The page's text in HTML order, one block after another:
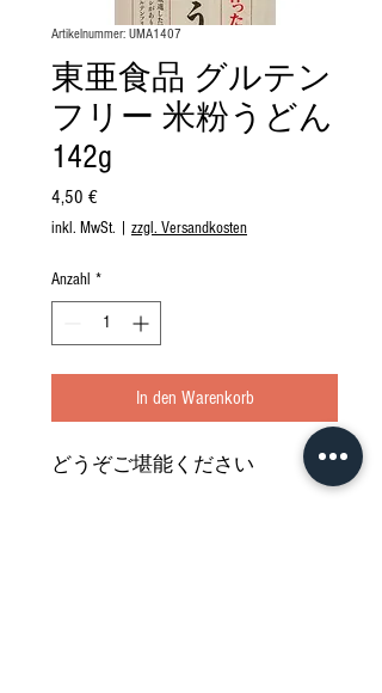
Artikelnummer: UMA1407
東亜食品 グルテン
フリー 米粉うどん
142g
4,50 €Preis
inkl. MwSt. zzgl. Versandkosten
Anzahl *
In den Warenkorb
どうぞご堪能ください